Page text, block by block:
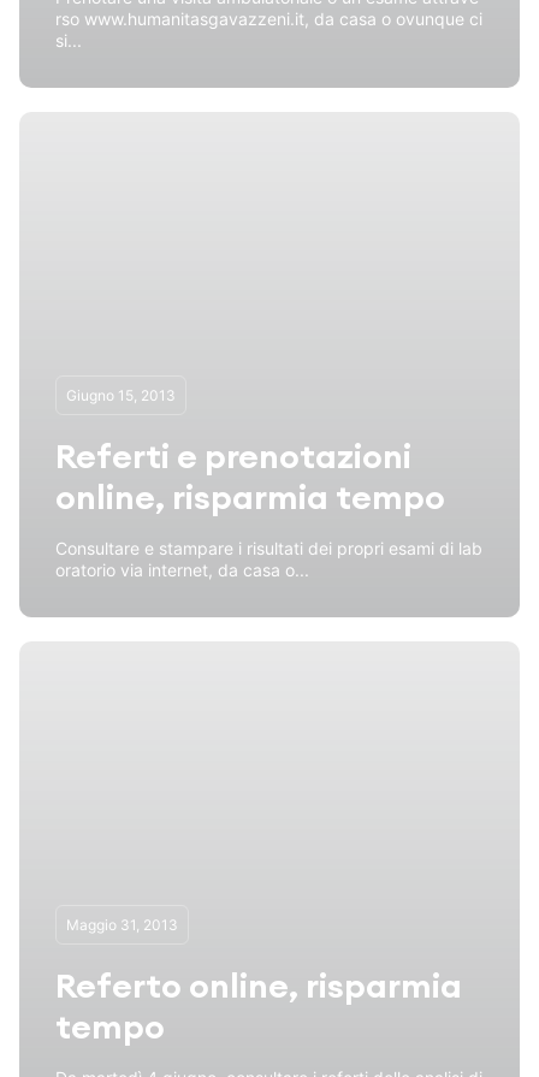
rso www.humanitasgavazzeni.it, da casa o ovunque ci
si...
Giugno 15, 2013
Referti e prenotazioni
online, risparmia tempo
Consultare e stampare i risultati dei propri esami di lab
oratorio via internet, da casa o...
Maggio 31, 2013
Referto online, risparmia
tempo